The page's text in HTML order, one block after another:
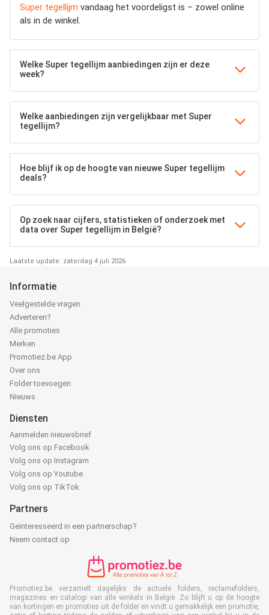
Super tegellijm vandaag het voordeligst is – zowel online
als in de winkel.
Welke Super tegellijm aanbiedingen zijn er deze
week?
Welke aanbiedingen zijn vergelijkbaar met Super
tegellijm?
Hoe blijf ik op de hoogte van nieuwe Super tegellijm
deals?
Op zoek naar cijfers, statistieken of onderzoek met
data over Super tegellijm in België?
Laatste update: zaterdag 4 juli 2026
Informatie
Veelgestelde vragen
Adverteren?
Alle promoties
Merken
Promotiez.be App
Over ons
Folder toevoegen
Nieuws
Diensten
Aanmelden nieuwsbrief
Volg ons op Facebook
Volg ons op Instagram
Volg ons op Youtube
Volg ons op TikTok
Partners
Geïnteresseerd in een partnerschap?
Neem contact op
Promotiez.be verzamelt dagelijks de actuele folders, reclamefolders,
magazines en catalogi van alle winkels in België. Zo blijft u op de hoogte
van kortingen en promoties uit de folder en vindt u gemakkelijk een promotie,